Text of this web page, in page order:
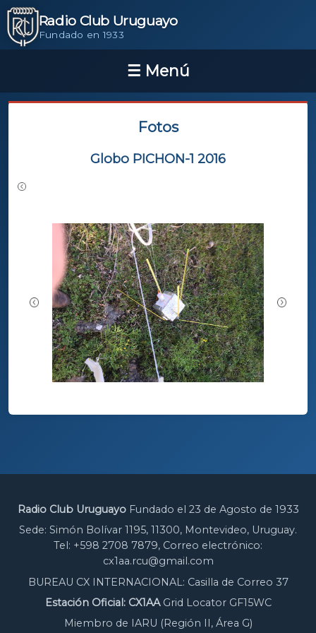
Radio Club Uruguayo
Fundado en 1933
Fotos
Globo PICHON-1 2016
Radio Club UruguayoFundado el 23 de Agosto de 1933
Sede: Simón Bolívar 1195, 11300, Montevideo, Uruguay.
Tel: +598 2708 7879, Correo electrónico:
cx1aa.rcu@gmail.com
BUREAU CX INTERNACIONAL: Casilla de Correo 37
Estación Oficial: CX1AAGrid Locator GF15WC
Miembro de IARU (Región II, Área G)